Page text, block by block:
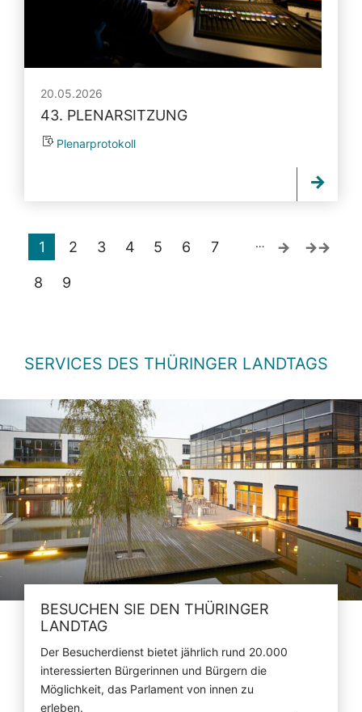
20.05.2026
43. PLENARSITZUNG
Plenarprotokoll
1 2 3 4 5 6 7
8 9
…
SERVICES DES THÜRINGER LANDTAGS
BESUCHEN SIE DEN THÜRINGER
LANDTAG
Der Besucherdienst bietet jährlich rund 20.000
interessierten Bürgerinnen und Bürgern die
Möglichkeit, das Parlament von innen zu
erleben.